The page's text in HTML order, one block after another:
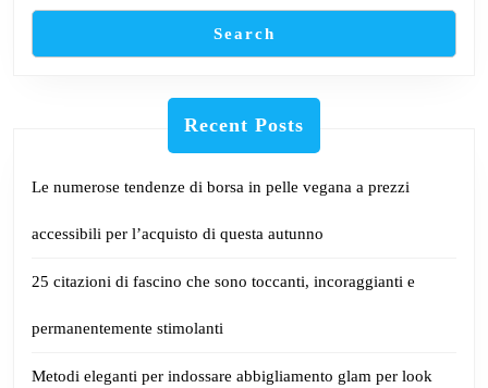
Search
Recent Posts
Le numerose tendenze di borsa in pelle vegana a prezzi
accessibili per l’acquisto di questa autunno
25 citazioni di fascino che sono toccanti, incoraggianti e
permanentemente stimolanti
Metodi eleganti per indossare abbigliamento glam per look